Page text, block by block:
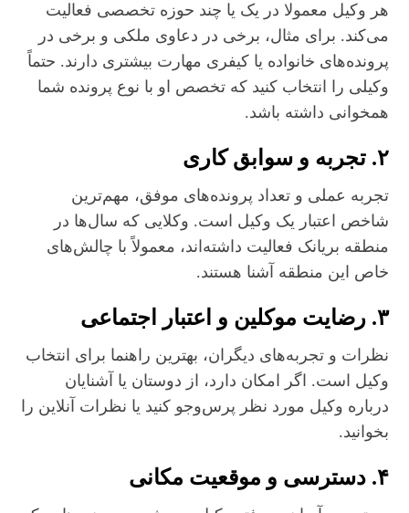
هر وکیل معمولا در یک یا چند حوزه تخصصی فعالیت
می‌کند. برای مثال، برخی در دعاوی ملکی و برخی در
پرونده‌های خانواده یا کیفری مهارت بیشتری دارند. حتماً
وکیلی را انتخاب کنید که تخصص او با نوع پرونده شما
همخوانی داشته باشد.
۲. تجربه و سوابق کاری
تجربه عملی و تعداد پرونده‌های موفق، مهم‌ترین
شاخص اعتبار یک وکیل است. وکلایی که سال‌ها در
منطقه بریانک فعالیت داشته‌اند، معمولاً با چالش‌های
خاص این منطقه آشنا هستند.
۳. رضایت موکلین و اعتبار اجتماعی
نظرات و تجربه‌های دیگران، بهترین راهنما برای انتخاب
وکیل است. اگر امکان دارد، از دوستان یا آشنایان
درباره وکیل مورد نظر پرس‌وجو کنید یا نظرات آنلاین را
بخوانید.
۴. دسترسی و موقعیت مکانی